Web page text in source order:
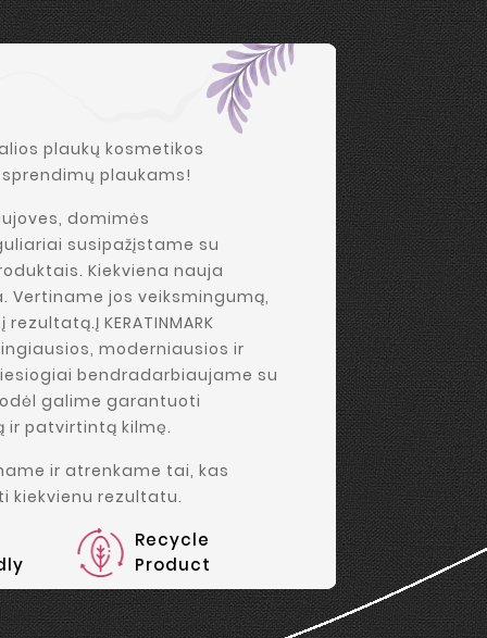
plaukų kosmetikos
plaukams!
domimės
susipažįstame su
Kiekviena nauja
Vertiname jos veiksmingumą,
KERATINMARK
moderniausios ir
bendradarbiaujame su
galime garantuoti
ir patvirtintą kilmę.
ir atrenkame tai, kas
kiekvienu rezultatu.
Recycle
Product